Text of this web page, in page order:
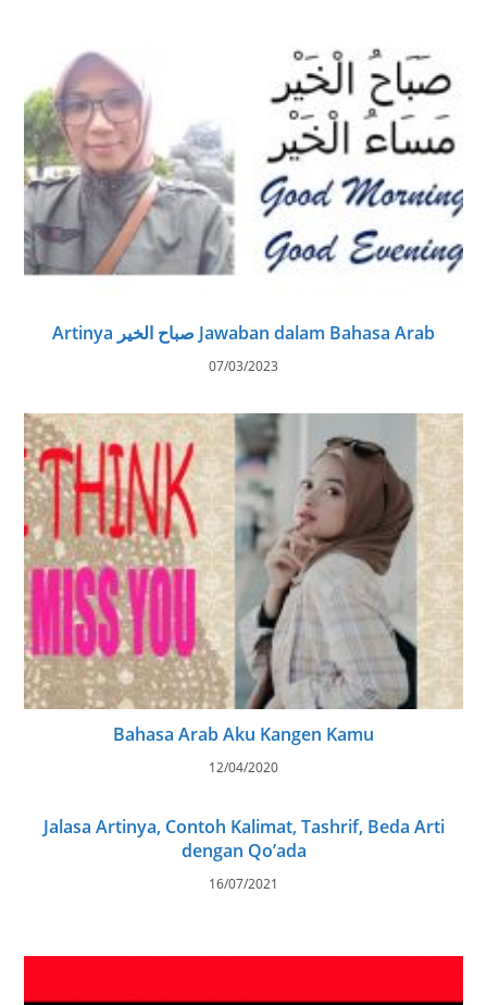
Artinya صباح الخير Jawaban dalam Bahasa Arab
07/03/2023
Bahasa Arab Aku Kangen Kamu
12/04/2020
Jalasa Artinya, Contoh Kalimat, Tashrif, Beda Arti
dengan Qo’ada
16/07/2021